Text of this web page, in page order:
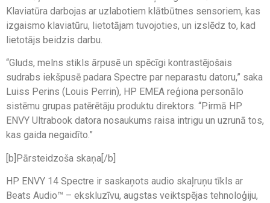
Klaviatūra darbojas ar uzlabotiem klātbūtnes sensoriem, kas
izgaismo klaviatūru, lietotājam tuvojoties, un izslēdz to, kad
lietotājs beidzis darbu.
“Gluds, melns stikls ārpusē un spēcīgi kontrastējošais
sudrabs iekšpusē padara Spectre par neparastu datoru,” saka
Luiss Perins (Louis Perrin), HP EMEA reģiona personālo
sistēmu grupas patērētāju produktu direktors. “Pirmā HP
ENVY Ultrabook datora nosaukums raisa intrigu un uzrunā tos,
kas gaida negaidīto.”
[b]Pārsteidzoša skaņa[/b]
HP ENVY 14 Spectre ir saskaņots audio skaļruņu tīkls ar
Beats Audio™ – ekskluzīvu, augstas veiktspējas tehnoloģiju,